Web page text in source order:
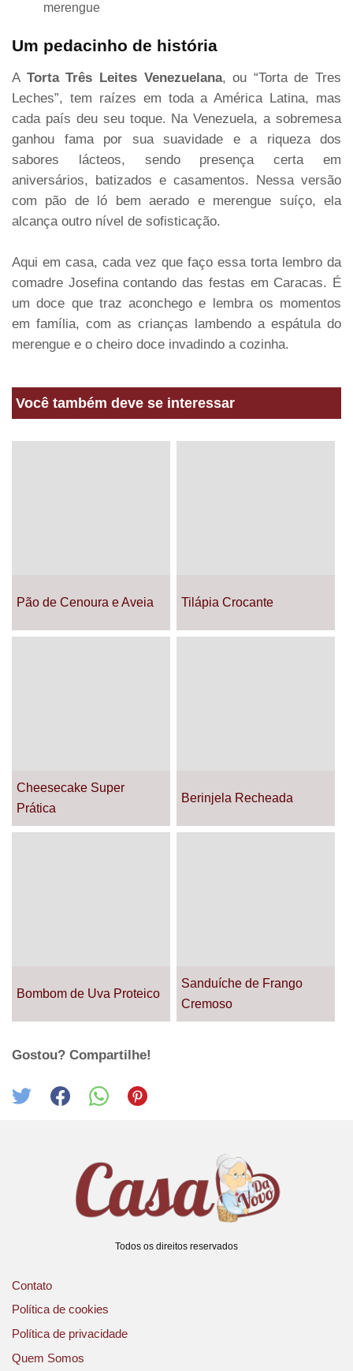
merengue
Um pedacinho de história
A Torta Três Leites Venezuelana, ou “Torta de Tres
Leches”, tem raízes em toda a América Latina, mas
cada país deu seu toque. Na Venezuela, a sobremesa
ganhou fama por sua suavidade e a riqueza dos
sabores lácteos, sendo presença certa em
aniversários, batizados e casamentos. Nessa versão
com pão de ló bem aerado e merengue suíço, ela
alcança outro nível de sofisticação.
Aqui em casa, cada vez que faço essa torta lembro da
comadre Josefina contando das festas em Caracas. É
um doce que traz aconchego e lembra os momentos
em família, com as crianças lambendo a espátula do
merengue e o cheiro doce invadindo a cozinha.
Você também deve se interessar
Pão de Cenoura e Aveia Tilápia Crocante
Cheesecake Super
Prática
Berinjela Recheada
Bombom de Uva Proteico
Sanduíche de Frango
Cremoso
Gostou? Compartilhe!
Todos os direitos reservados
Contato
Política de cookies
Política de privacidade
Quem Somos